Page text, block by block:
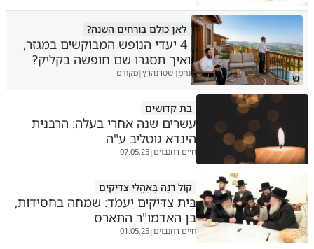
ש
לאן כולם בורחים השנה?
4 יעדי הנופש המבוקשים במגזר,
ואיך תסגרו שם חופשה בקליק?
נחמן שטרנהרץ|מקודם
בת קדושים
עשרים שנה אחרי בעלה: הרבנית
הינדא גוטליב ע"ה
חיים רוזנבוים|
07.05.25
קוֹל רִנָּה בְּאָהֳלֵי צַדִּיקִים
בֵּית צַדִּיקִים יַעֲמֹד: שמחה בחסידות,
בן האדמו"ר התארס
חיים רוזנבוים|
01.05.25